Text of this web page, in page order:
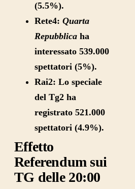
(5.5%).
Rete4: Quarta
Repubblicaha
interessato 539.000
spettatori (5%).
Rai2: Lo speciale
del Tg2 ha
registrato 521.000
spettatori (4.9%).
Effetto
Referendum sui
TG delle 20:00